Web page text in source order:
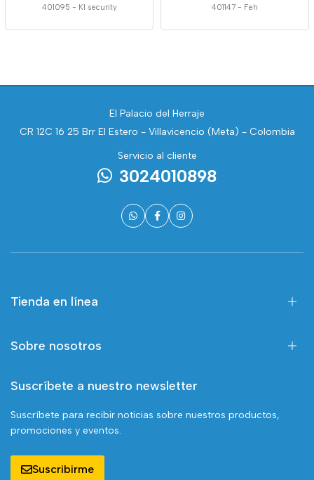
401095 - Kl security 401147 - Feh
El Palacio del Herraje
CR 12C 16 25 Brr El Estero - Villavicencio (Meta) - Colombia
Servicio al cliente
3024010898
Tienda en línea
Sobre nosotros
Suscríbete a nuestro newsletter
Suscríbete para recibir noticias sobre nuestros productos,
promociones y eventos.
Suscribirme